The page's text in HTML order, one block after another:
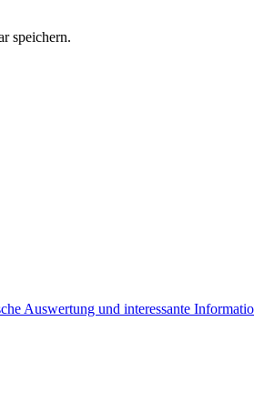
speichern.
Auswertung und interessante